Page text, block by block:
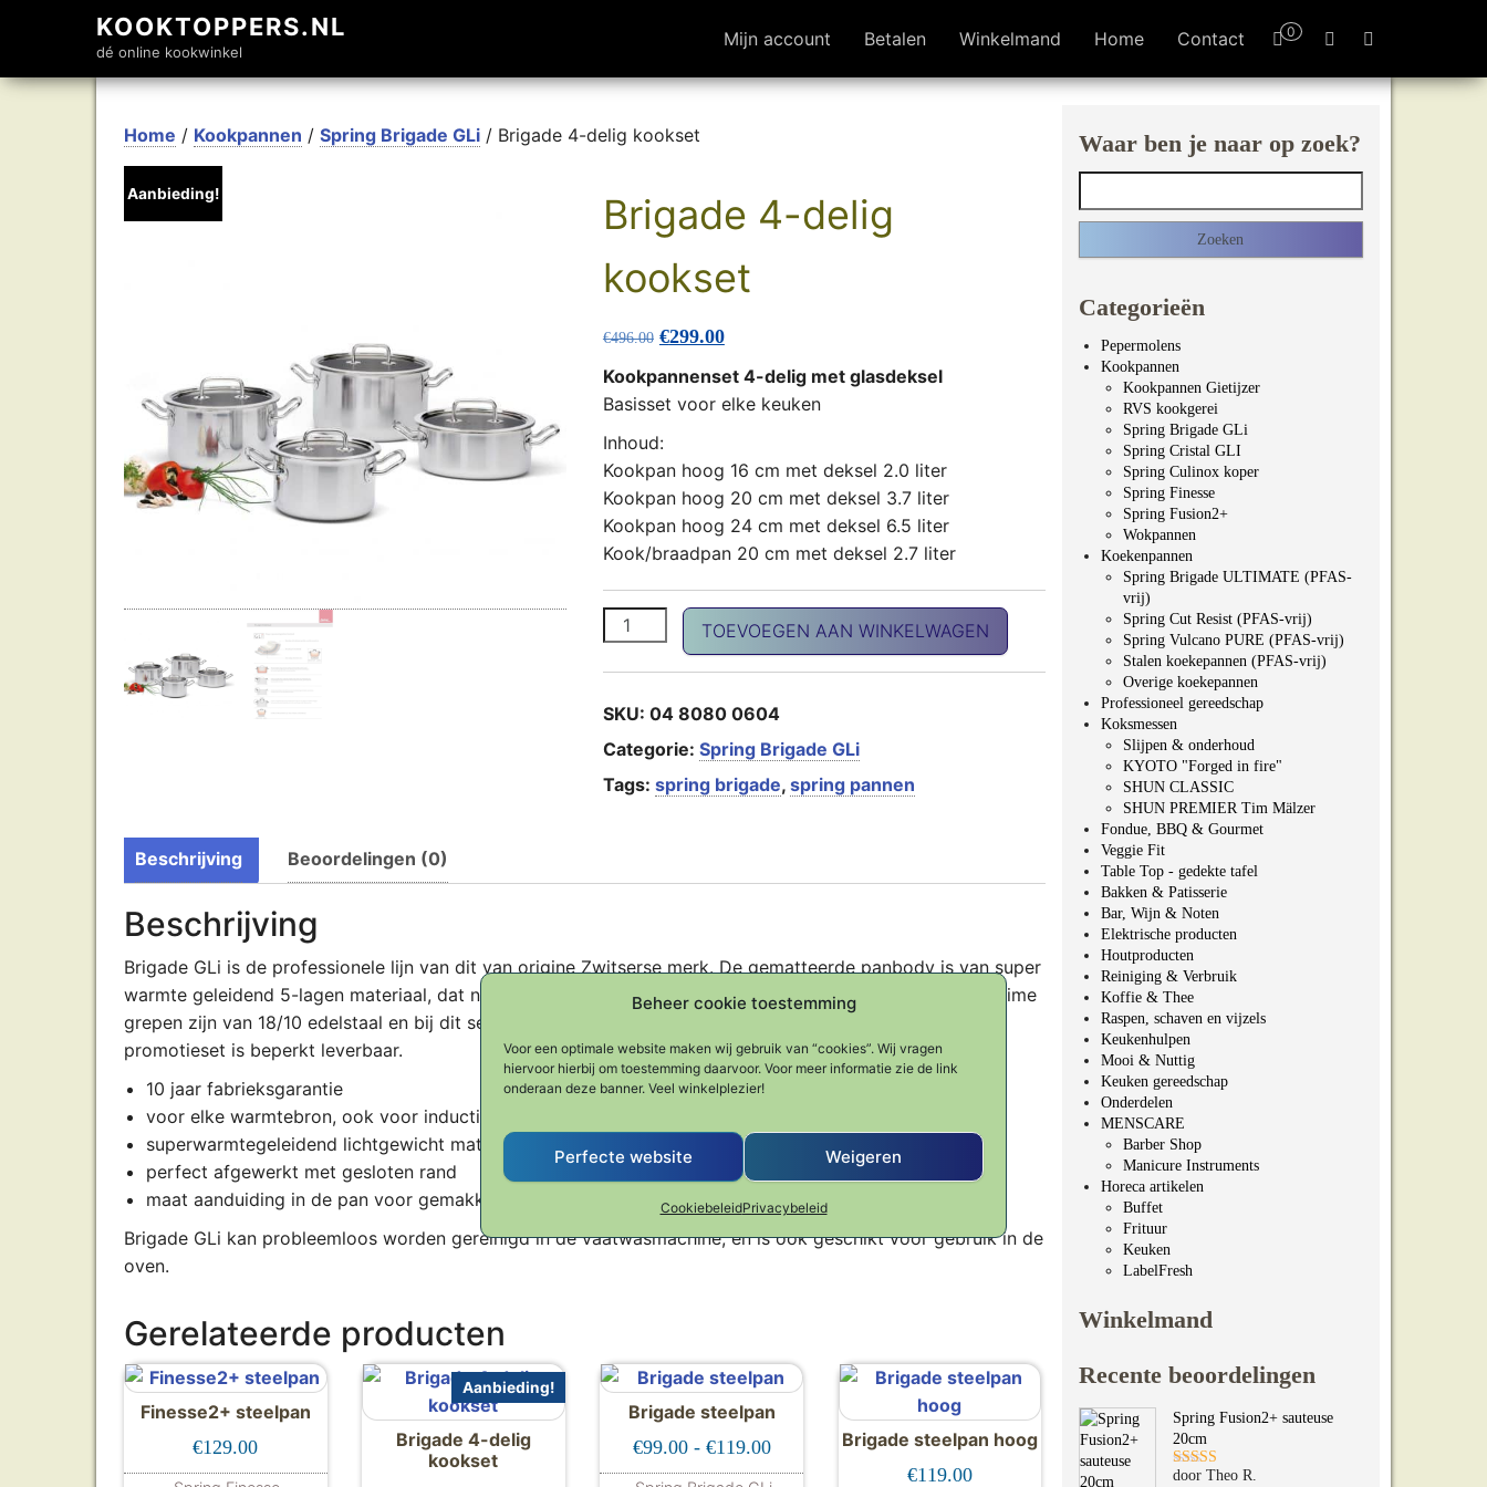
Beheer cookie toestemming
Voor een optimale website maken wij gebruik van “cookies”. Wij vragen
hiervoor hierbij om toestemming daarvoor. Voor meer informatie zie de link
onderaan deze banner. Veel winkelplezier!
Perfecte website Weigeren
CookiebeleidPrivacybeleid
KOOKTOPPERS.NL
dé online kookwinkel
0
Mijn account Betalen Winkelmand Home Contact
Home / Kookpannen / Spring Brigade GLi / Brigade 4-delig kookset
Aanbieding!
Brigade 4-delig
kookset
€496.00 Oorspronkelijke prijs was: €496.00.
€299.00Huidige prijs is: €299.00.
Kookpannenset 4-delig met glasdeksel
Basisset voor elke keuken
Inhoud:
Kookpan hoog 16 cm met deksel 2.0 liter
Kookpan hoog 20 cm met deksel 3.7 liter
Kookpan hoog 24 cm met deksel 6.5 liter
Kook/braadpan 20 cm met deksel 2.7 liter
Brigade 4-delig kookset aantal
TOEVOEGEN AAN WINKELWAGEN
SKU: 04 8080 0604
Categorie: Spring Brigade GLi
Tags: spring brigade, spring pannen
Beschrijving Beoordelingen (0)
Beschrijving
Brigade GLi is de professionele lijn van dit van origine Zwitserse merk. De gematteerde panbody is van super
warmte geleidend 5-lagen materiaal, dat naast excellente kook eigenschappen ook heel fraai oogt. De ruime
grepen zijn van 18/10 edelstaal en bij dit set wordt elke pan geleverd met een fraai glasdeksel. Dit
promotieset is beperkt leverbaar.
10 jaar fabrieksgarantie
voor elke warmtebron, ook voor inductie
superwarmtegeleidend lichtgewicht materiaal
perfect afgewerkt met gesloten rand
maat aanduiding in de pan voor gemakkelijk doseren
Brigade GLi kan probleemloos worden gereinigd in de vaatwasmachine, en is ook geschikt voor gebruik in de
oven.
Gerelateerde producten
Finesse2+ steelpan
€129.00
Aanbieding!
Brigade 4-delig
kookset
Brigade steelpan
€99.00 - €119.00Prijsklasse: €99.00 tot €119.00
Brigade steelpan hoog
€119.00
Waar ben je naar op zoek?
Categorieën
Pepermolens
Kookpannen
Kookpannen Gietijzer
RVS kookgerei
Spring Brigade GLi
Spring Cristal GLI
Spring Culinox koper
Spring Finesse
Spring Fusion2+
Wokpannen
Koekenpannen
Spring Brigade ULTIMATE (PFAS-
vrij)
Spring Cut Resist (PFAS-vrij)
Spring Vulcano PURE (PFAS-vrij)
Stalen koekepannen (PFAS-vrij)
Overige koekepannen
Professioneel gereedschap
Koksmessen
Slijpen & onderhoud
KYOTO "Forged in fire"
SHUN CLASSIC
SHUN PREMIER Tim Mälzer
Fondue, BBQ & Gourmet
Veggie Fit
Table Top - gedekte tafel
Bakken & Patisserie
Bar, Wijn & Noten
Elektrische producten
Houtproducten
Reiniging & Verbruik
Koffie & Thee
Raspen, schaven en vijzels
Keukenhulpen
Mooi & Nuttig
Keuken gereedschap
Onderdelen
MENSCARE
Barber Shop
Manicure Instruments
Horeca artikelen
Buffet
Frituur
Keuken
LabelFresh
Winkelmand
Recente beoordelingen
Spring Fusion2+ sauteuse
20cm
Gewaardeerd
door Theo R.